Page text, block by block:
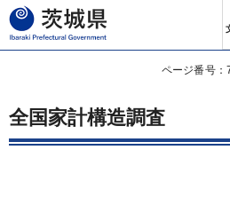
茨城県
ページ番号：
全国家計構造調査